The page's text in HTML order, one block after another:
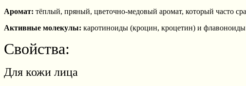
Аромат: тёплый, пряный, цветочно-медовый аромат, который часто
Активные молекулы: каротиноиды (кроцин, кроцетин) и флавоноиды
Свойства:
Для кожи лица